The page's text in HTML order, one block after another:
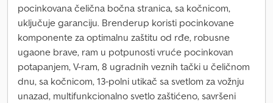
pocinkovana čelična bočna stranica, sa kočnicom,
uključuje garanciju. Brenderup koristi pocinkovane
komponente za optimalnu zaštitu od rđe, robusne
ugaone brave, ram u potpunosti vruće pocinkovan
potapanjem, V-ram, 8 ugradnih veznih tački u čeličnom
dnu, sa kočnicom, 13-polni utikač sa svetlom za vožnju
unazad, multifunkcionalno svetlo zaštićeno, savršeni